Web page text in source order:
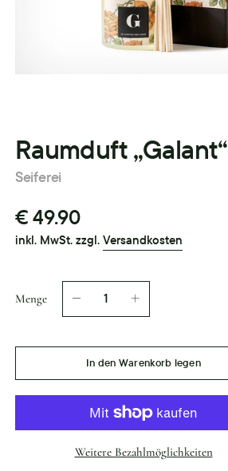
Raumduft „Galant“
Seiferei
€ 49.90
inkl. MwSt. zzgl.Versandkosten
Menge
In den Warenkorb legen
Weitere Bezahlmöglichkeiten